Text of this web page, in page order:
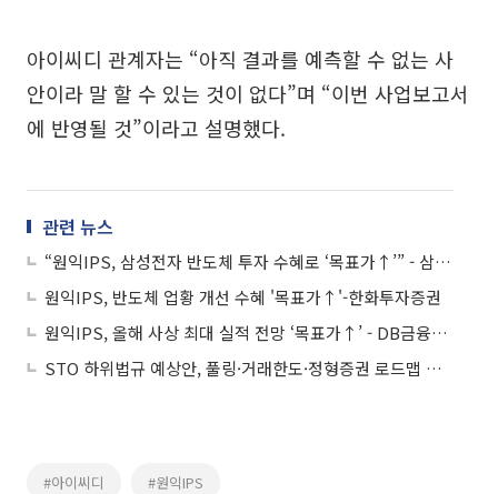
아이씨디 관계자는 “아직 결과를 예측할 수 없는 사
안이라 말 할 수 있는 것이 없다”며 “이번 사업보고서
에 반영될 것”이라고 설명했다.
관련 뉴스
“원익IPS, 삼성전자 반도체 투자 수혜로 ‘목표가↑’” - 삼성증권
원익IPS, 반도체 업황 개선 수혜 '목표가↑'-한화투자증권
원익IPS, 올해 사상 최대 실적 전망 ‘목표가↑’ - DB금융투자
STO 하위법규 예상안, 풀링·거래한도·정형증권 로드맵 제시
#아이씨디 #원익IPS